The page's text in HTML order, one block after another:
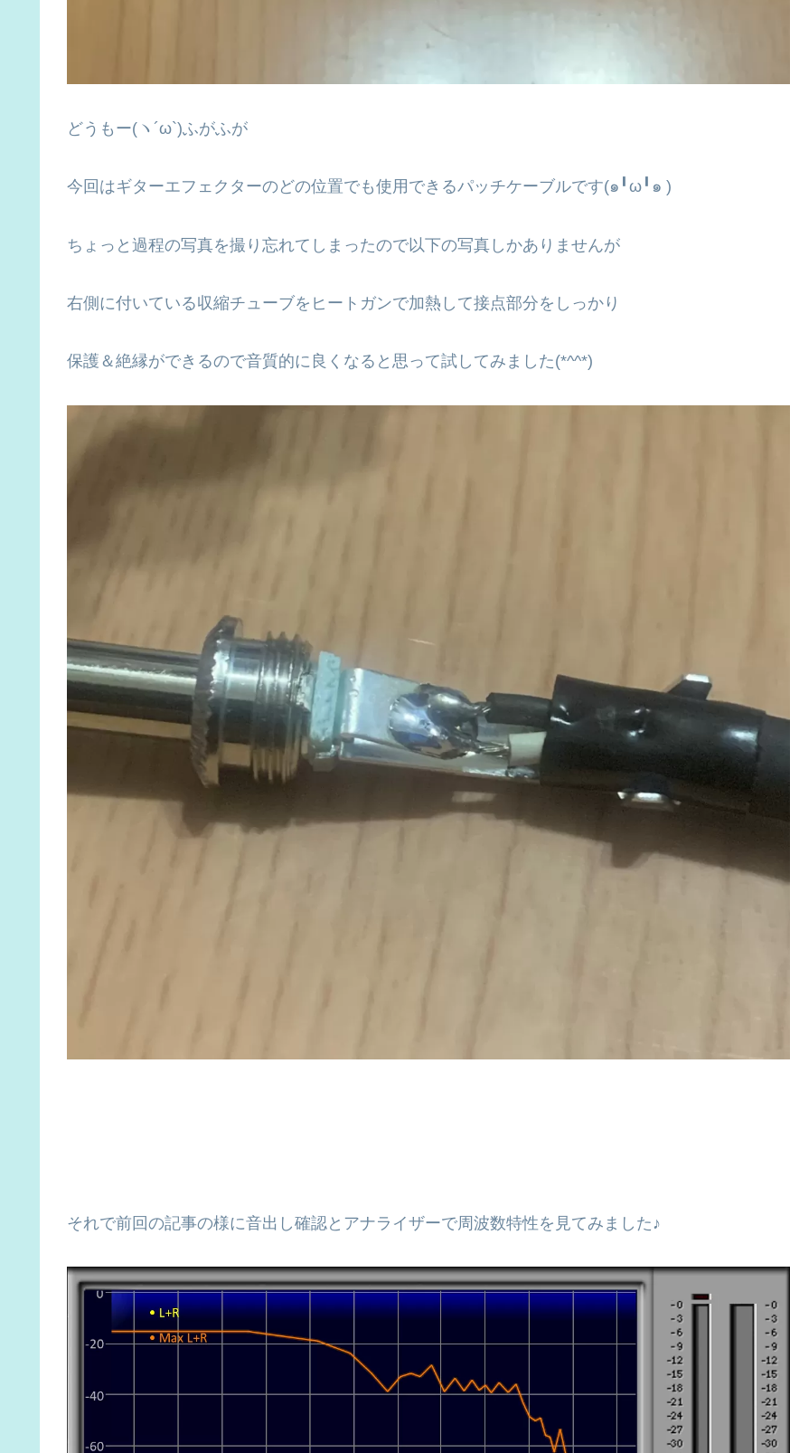
どうもー(ヽ´ω`)ふがふが
今回はギターエフェクターのどの位置でも使用できるパッチケーブルです(๑╹ω╹๑ )
ちょっと過程の写真を撮り忘れてしまったので以下の写真しかありませんが
右側に付いている収縮チューブをヒートガンで加熱して接点部分をしっかり
保護＆絶縁ができるので音質的に良くなると思って試してみました(*^^*)
それで前回の記事の様に音出し確認とアナライザーで周波数特性を見てみました♪